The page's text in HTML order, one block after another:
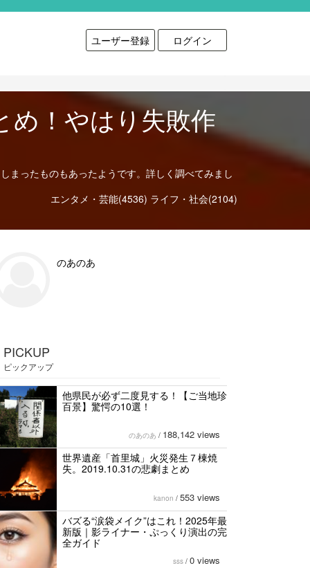
ユーザー登録 ログイン
め！やはり失敗作
まったものもあったようです。詳しく調べてみまし
エンタメ・芸能(4536) ライフ・社会(2104)
のあのあ
PICKUP
ピックアップ
他県民が必ず二度見する！【ご当地珍
百景】驚愕の10選！
のあのあ / 188,142 views
世界遺産「首里城」火災発生７棟焼
失。2019.10.31の悲劇まとめ
kanon / 553 views
バズる“涙袋メイク”はこれ！2025年最
新版｜影ライナー・ぷっくり演出の完
全ガイド
sss / 0 views